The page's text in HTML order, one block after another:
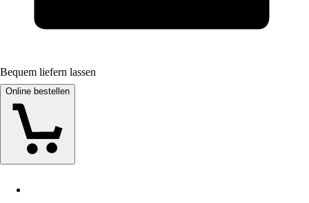
Bequem liefern lassen
Online bestellen